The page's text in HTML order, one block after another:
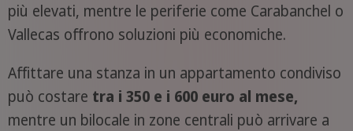
più elevati, mentre le periferie come Carabanchel o
Vallecas offrono soluzioni più economiche.
Affittare una stanza in un appartamento condiviso
può costare tra i 350 e i 600 euro al mese,
mentre un bilocale in zone centrali può arrivare a